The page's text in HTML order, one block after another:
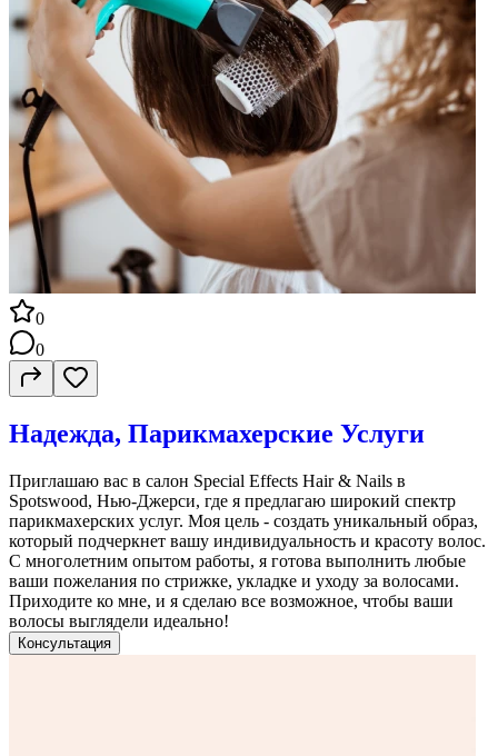
0
0
Надежда, Парикмахерские Услуги
Приглашаю вас в салон Special Effects Hair & Nails в
Spotswood, Нью-Джерси, где я предлагаю широкий спектр
парикмахерских услуг. Моя цель - создать уникальный образ,
который подчеркнет вашу индивидуальность и красоту волос.
С многолетним опытом работы, я готова выполнить любые
ваши пожелания по стрижке, укладке и уходу за волосами.
Приходите ко мне, и я сделаю все возможное, чтобы ваши
волосы выглядели идеально!
Консультация